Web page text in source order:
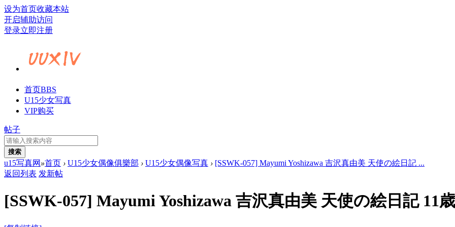
设为首页收藏本站
开启辅助访问
登录立即注册
首页BBS
U15少女写真
VIP购买
帖子
搜索
u15写真网 »首页 › U15少女偶像俱樂部 › U15少女偶像写真 › [SSWK-057] Mayumi Yoshizawa 吉沢真由美 天使の絵日記 ...
返回列表 发新帖
[SSWK-057] Mayumi Yoshizawa 吉沢真由美 天使の絵日記 11